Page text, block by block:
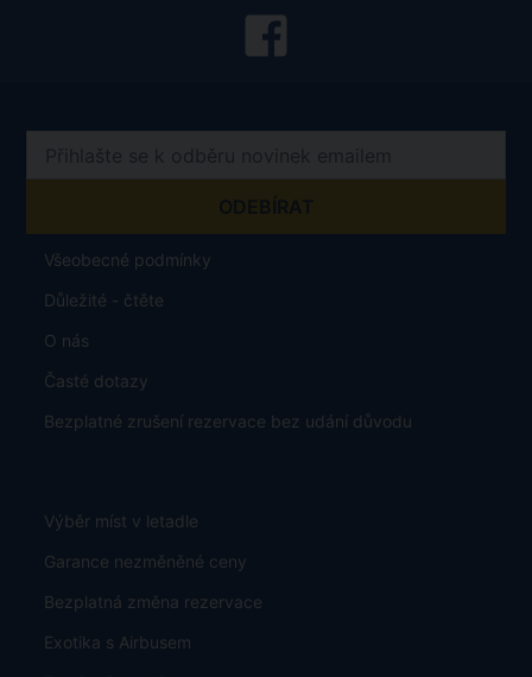
Všeobecné podmínky
Důležité - čtěte
O nás
Časté dotazy
Bezplatné zrušení rezervace bez udání důvodu
Výběr míst v letadle
Garance nezměněné ceny
Bezplatná změna rezervace
Exotika s Airbusem